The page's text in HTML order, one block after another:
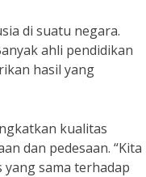
di suatu negara.
ahli pendidikan
hasil yang
kualitas
dan pedesaan. “Kita
sama terhadap